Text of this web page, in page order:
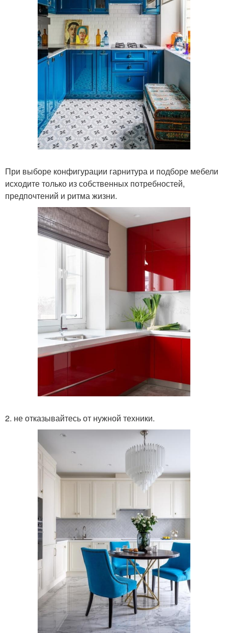
При выборе конфигурации гарнитура и подборе мебели
исходите только из собственных потребностей,
предпочтений и ритма жизни.
2. не отказывайтесь от нужной техники.